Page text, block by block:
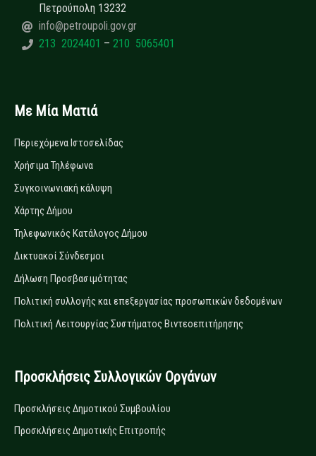
Πετρούπολη 13232
info@petroupoli.gov.gr
213 2024401 – 210 5065401
Με Μία Ματιά
Περιεχόμενα Ιστοσελίδας
Χρήσιμα Τηλέφωνα
Συγκοινωνιακή κάλυψη
Χάρτης Δήμου
Τηλεφωνικός Κατάλογος Δήμου
Δικτυακοί Σύνδεσμοι
Δήλωση Προσβασιμότητας
Πολιτική συλλογής και επεξεργασίας προσωπικών δεδομένων
Πολιτική Λειτουργίας Συστήματος Βιντεοεπιτήρησης
Προσκλήσεις Συλλογικών Οργάνων
Προσκλήσεις Δημοτικού Συμβουλίου
Προσκλήσεις Δημοτικής Επιτροπής